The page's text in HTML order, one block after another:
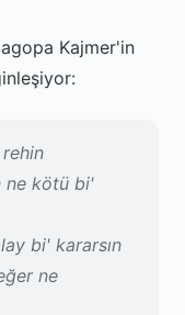
Kajmer'in
ne kötü bi'
bi' kararsın
ne